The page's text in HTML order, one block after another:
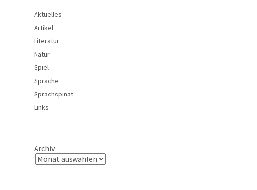
Aktuelles
Artikel
Literatur
Natur
Spiel
Sprache
Sprachspinat
Links
Archiv